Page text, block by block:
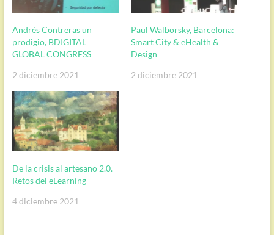
Andrés Contreras un
prodigio, BDIGITAL
GLOBAL CONGRESS
2 diciembre 2021
Paul Walborsky, Barcelona:
Smart City & eHealth &
Design
2 diciembre 2021
De la crisis al artesano 2.0.
Retos del eLearning
4 diciembre 2021